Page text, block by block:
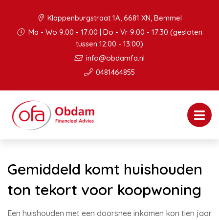
Klappenburgstraat 1A, 6681 XN, Bemmel
Ma - Wo 9:00 - 17:00 | Do - Vr 9:00 - 17:30 (gesloten
tussen 12:00 - 13:00)
info@obdamfa.nl
0481464855
Gemiddeld komt huishouden
ton tekort voor koopwoning
Een huishouden met een doorsnee inkomen kon tien jaar